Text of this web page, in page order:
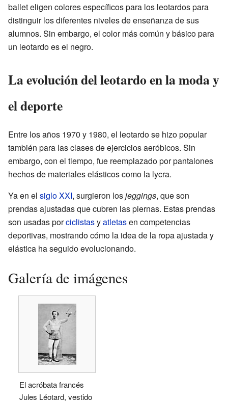
ballet eligen colores específicos para los leotardos para
distinguir los diferentes niveles de enseñanza de sus
alumnos. Sin embargo, el color más común y básico para
un leotardo es el negro.
La evolución del leotardo en la moda y
el deporte
Entre los años 1970 y 1980, el leotardo se hizo popular
también para las clases de ejercicios aeróbicos. Sin
embargo, con el tiempo, fue reemplazado por pantalones
hechos de materiales elásticos como la lycra.
Ya en el siglo XXI, surgieron losjeggings, que son
prendas ajustadas que cubren las piernas. Estas prendas
son usadas porciclistasyatletasen competencias
deportivas, mostrando cómo la idea de la ropa ajustada y
elástica ha seguido evolucionando.
Galería de imágenes
El acróbata francés
Jules Léotard, vestido